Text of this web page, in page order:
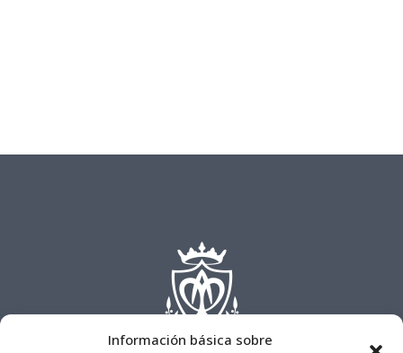
Información básica sobre